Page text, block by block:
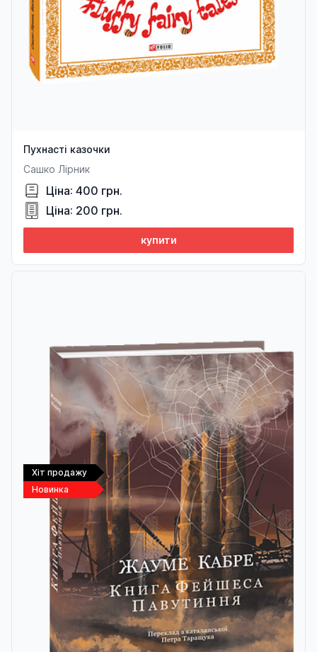
Пухнасті казочки
Сашко Лірник
Ціна: 400 грн.
Ціна: 200 грн.
купити
Новинка
Хіт продажу